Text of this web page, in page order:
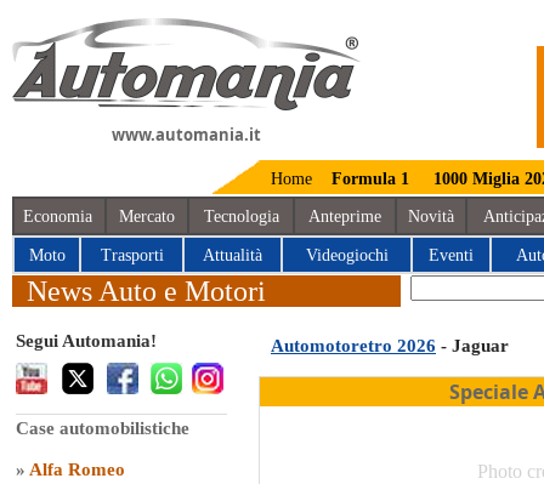
www.automania.it
Home Formula 1 1000 Miglia
Economia Mercato Tecnologia Anteprime Novità
Moto Trasporti Attualità Videogiochi Eventi
News Auto e Motori
Segui Automania!
Case automobilistiche
» Alfa Romeo
Automotoretro 2026 - Jaguar
Speciale
Photo